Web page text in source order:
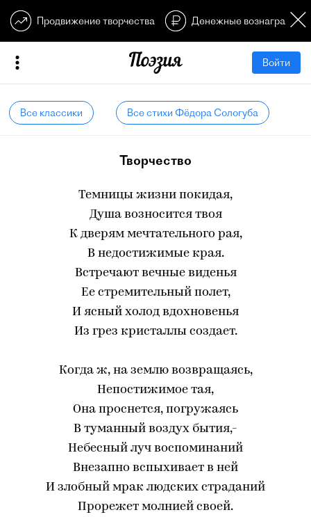
Продвижение творчества Денежные
Войти
Все классики Все стихи Фёдора Сологуба
Творчество
Темницы жизни покидая,
Душа возносится твоя
К дверям мечтательного рая,
В недостижимые края.
Встречают вечные виденья
Ее стремительный полет,
И ясный холод вдохновенья
Из грез кристаллы создает.
Когда ж, на землю возвращаясь,
Непостижимое тая,
Она проснется, погружаясь
В туманный воздух бытия,-
Небесный луч воспоминаний
Внезапно вспыхивает в ней
И злобный мрак людских страданий
Прорежет молнией своей.